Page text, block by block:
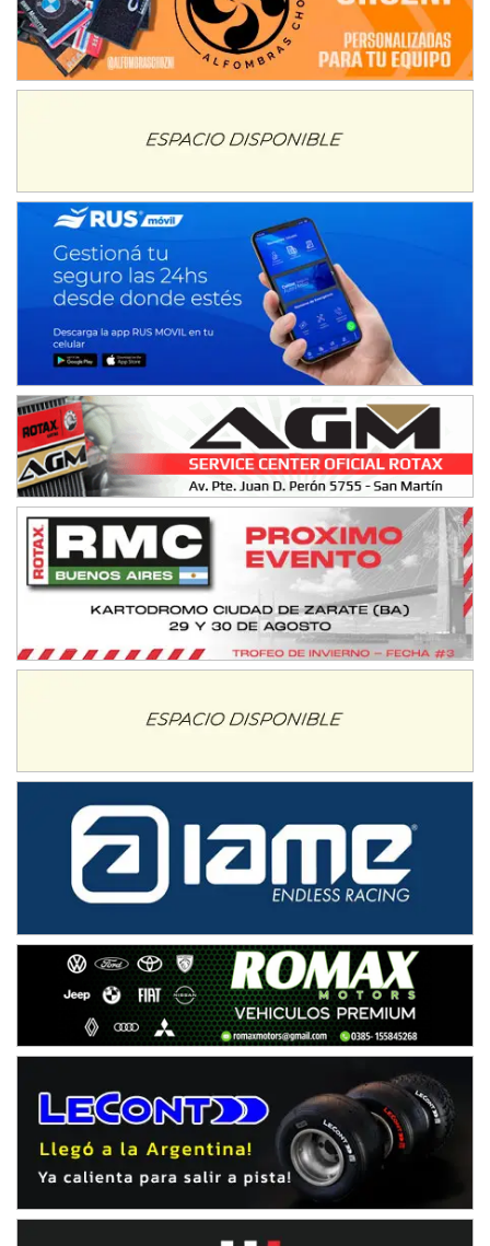
VICTORIENSE - F7
El Cerro (Tierra)
Victoria (Entre Ríos)
PATAGONICO - F6
Gral. E. Godoy (Río Negro)
Juventud Unida (Tierra)
Humboldt (Santa Fe)
NORESTE SANTAFESINO - F6
Ciudad de Avellaneda (Asfalto)
Avellaneda (Santa Fe)
SUR SANTAFESINO - F4
José Samuel Sánchez (Tierra)
Rufino (Santa Fe)
TUCUMANO - F5
Juan Navarro (Asfalto)
El Timbó (Tucumán)